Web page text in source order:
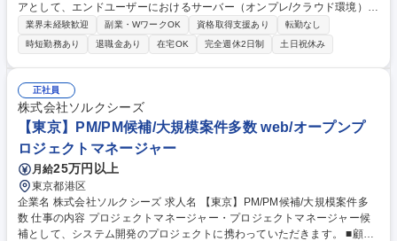
アとして、エンドユーザーにおけるサーバー（オンプレ/クラウド環境）お
よびネットワーク環境のニーズのヒアリング・取込みから提案、要件定
義、設計、構築、保守、運用を行っていただきます。 プロジェクトメンバ
ーとして、リーダーのマネジメントに従いつつも主体的に担当業務を手掛
けていただきます。 【具体的には】お客様に対して、 ■クレジット・銀
行・証券・運輸などのシステム更改や保守作業■各種サーバ設計/構築/保守
■ネットワーク環境およびクラウド環境の設計/構築/保守■RPA設計/構築、
等を行っていただきます。 募集職種 【東京】インフラエンジニア(オンプ
レ･クラウド･ネットワーク)◇上流工程多数
業界未経験歓迎 副業・WワークOK 資格取得支援あり
転勤なし
時短勤務あり
退職金あり 在宅OK 完全週休2日制 土日祝休み
正社員
株式会社ソルクシーズ
【東京】PM/PM候補/大規模案件多数 web/オープンプ
ロジェクトマネージャー
月給25万円以上
東京都港区
企業名 株式会社ソルクシーズ 求人名 【東京】PM/PM候補/大規模案件多
数 仕事の内容 プロジェクトマネージャー・プロジェクトマネージャー候
補として、システム開発のプロジェクトに携わっていただきます。 ■顧客